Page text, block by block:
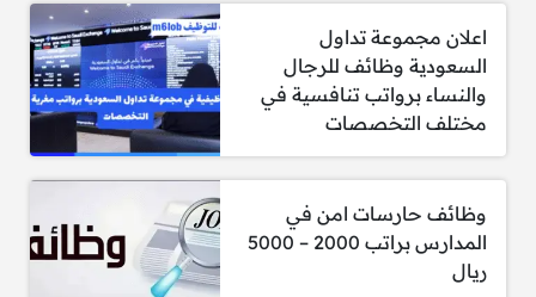
مطلوب مدير فني (الأصول السكنية والتجارية
والمتعددة الاستخدامات)
مطلوب منسق مشروع (سعودي الجنسية)
مطلوب مدير أكاديمية التدريب المهني
مطلوب مهندس كميات أول (سعودي
الجنسية)
مطلوب مهندس نظم منخفضة الجهد (ELV)
اعلان مجموعة تداول
السعودية وظائف للرجال
والنساء برواتب تنافسية في
مختلف التخصصات
وظائف حارسات امن في
المدارس براتب 2000 – 5000
ريال